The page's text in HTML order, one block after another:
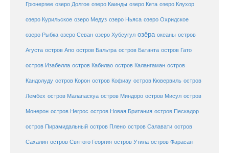
Грюнерзее озеро Долгое озеро Каинды озеро Кета озеро Клухор
озеро Курильское озеро Медуз озеро Ньяса озеро Охридское
озеро Рыбка озеро Севан озеро Хубсугул озёра океаны остров
Агуста остров Апо остров Бальтра остров Батанта остров Гато
остров Изабелла остров Кабилао остров Калангаман остров
Кандолуду остров Корон остров Кофиау остров Кювервиль остров
Лембех остров Малапаскуа остров Миндоро остров Мисул остров
Монерон остров Негрос остров Новая Британия остров Пескадор
остров Пирамидальный остров Плено остров Салавати остров
Сахалин остров Святого Георгия остров Утила остров Фарасан